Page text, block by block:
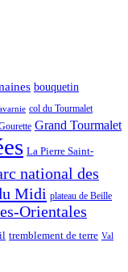
bouquetin
col du Tourmalet
Grand Tourmalet
La Pierre Saint-
national des
Midi plateau de Beille
Orientales
tremblement de terre Val